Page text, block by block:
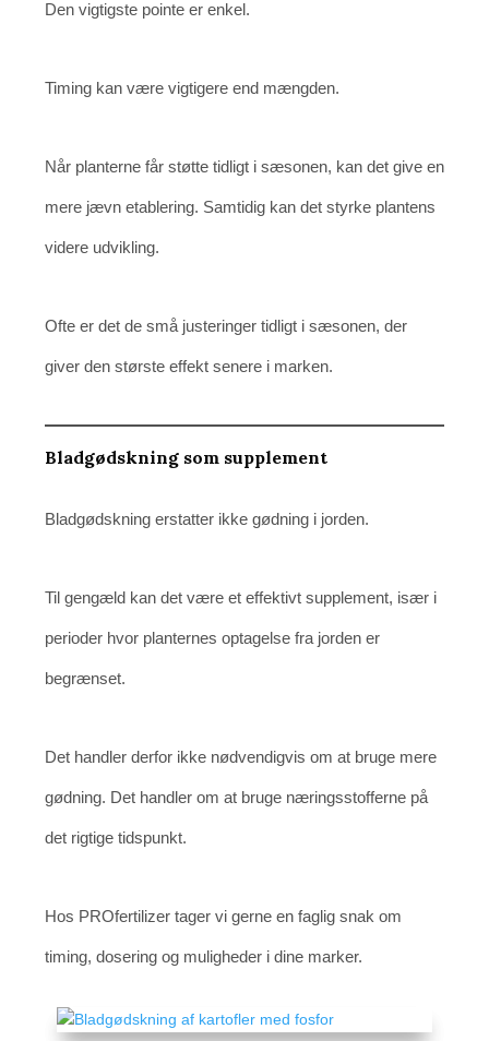
Den vigtigste pointe er enkel.
Timing kan være vigtigere end mængden.
Når planterne får støtte tidligt i sæsonen, kan det give en
mere jævn etablering. Samtidig kan det styrke plantens
videre udvikling.
Ofte er det de små justeringer tidligt i sæsonen, der
giver den største effekt senere i marken.
Bladgødskning som supplement
Bladgødskning erstatter ikke gødning i jorden.
Til gengæld kan det være et effektivt supplement, især i
perioder hvor planternes optagelse fra jorden er
begrænset.
Det handler derfor ikke nødvendigvis om at bruge mere
gødning. Det handler om at bruge næringsstofferne på
det rigtige tidspunkt.
Hos PROfertilizer tager vi gerne en faglig snak om
timing, dosering og muligheder i dine marker.